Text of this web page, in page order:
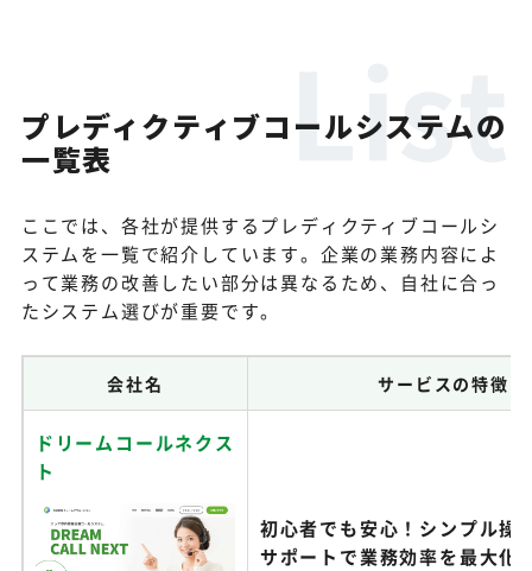
プレディクティブコールシステムの
一覧表
ここでは、各社が提供するプレディクティブコールシ
ステムを一覧で紹介しています。企業の業務内容によ
って業務の改善したい部分は異なるため、自社に合っ
たシステム選びが重要です。
会社名 サービスの特徴
ドリームコールネクス
ト
初心者でも安心！シンプル操
サポートで業務効率を最大化